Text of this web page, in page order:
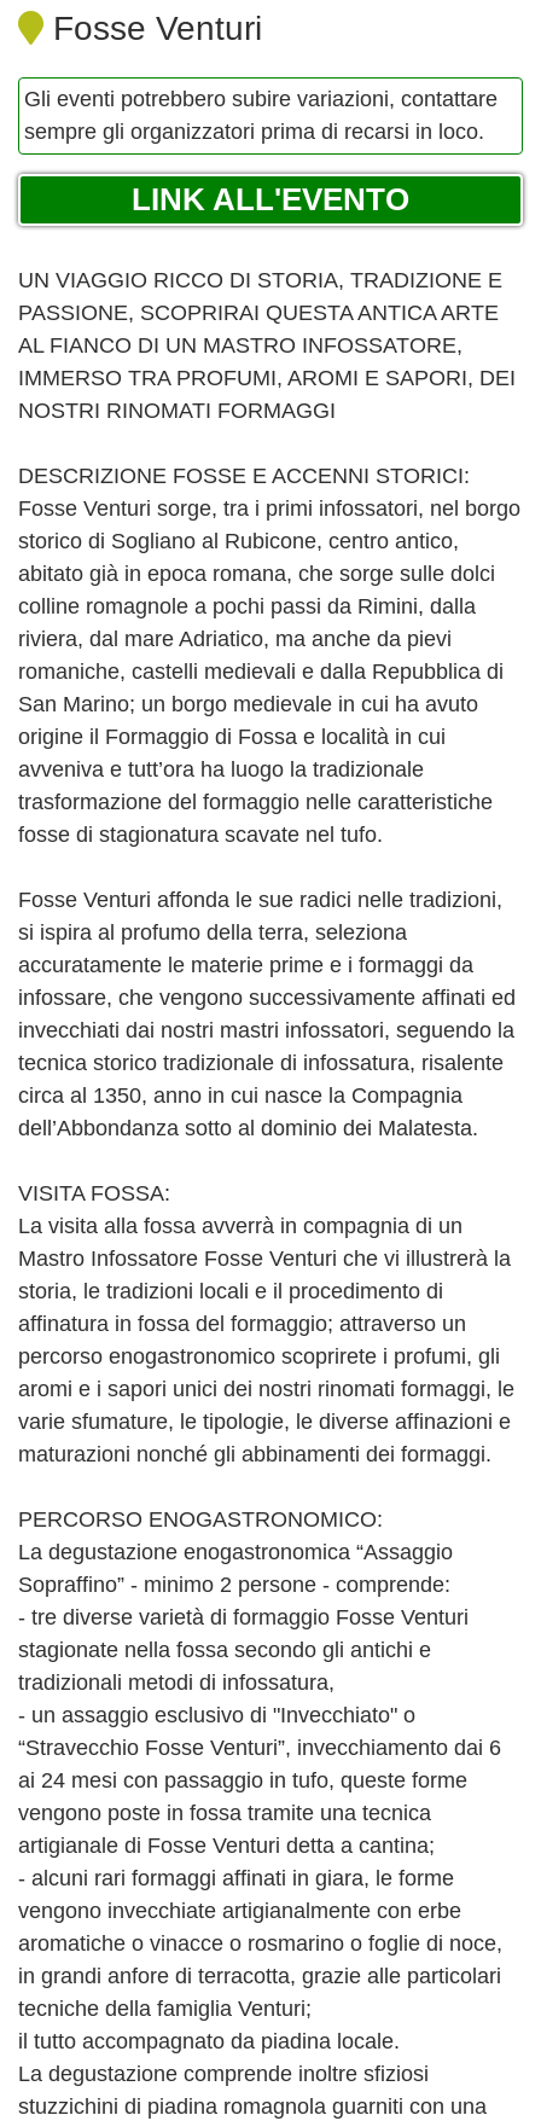
Fosse Venturi
Gli eventi potrebbero subire variazioni, contattare
sempre gli organizzatori prima di recarsi in loco.
LINK ALL'EVENTO
UN VIAGGIO RICCO DI STORIA, TRADIZIONE E
PASSIONE, SCOPRIRAI QUESTA ANTICA ARTE
AL FIANCO DI UN MASTRO INFOSSATORE,
IMMERSO TRA PROFUMI, AROMI E SAPORI, DEI
NOSTRI RINOMATI FORMAGGI
DESCRIZIONE FOSSE E ACCENNI STORICI:
Fosse Venturi sorge, tra i primi infossatori, nel borgo
storico di Sogliano al Rubicone, centro antico,
abitato già in epoca romana, che sorge sulle dolci
colline romagnole a pochi passi da Rimini, dalla
riviera, dal mare Adriatico, ma anche da pievi
romaniche, castelli medievali e dalla Repubblica di
San Marino; un borgo medievale in cui ha avuto
origine il Formaggio di Fossa e località in cui
avveniva e tutt’ora ha luogo la tradizionale
trasformazione del formaggio nelle caratteristiche
fosse di stagionatura scavate nel tufo.
Fosse Venturi affonda le sue radici nelle tradizioni,
si ispira al profumo della terra, seleziona
accuratamente le materie prime e i formaggi da
infossare, che vengono successivamente affinati ed
invecchiati dai nostri mastri infossatori, seguendo la
tecnica storico tradizionale di infossatura, risalente
circa al 1350, anno in cui nasce la Compagnia
dell’Abbondanza sotto al dominio dei Malatesta.
VISITA FOSSA:
La visita alla fossa avverrà in compagnia di un
Mastro Infossatore Fosse Venturi che vi illustrerà la
storia, le tradizioni locali e il procedimento di
affinatura in fossa del formaggio; attraverso un
percorso enogastronomico scoprirete i profumi, gli
aromi e i sapori unici dei nostri rinomati formaggi, le
varie sfumature, le tipologie, le diverse affinazioni e
maturazioni nonché gli abbinamenti dei formaggi.
PERCORSO ENOGASTRONOMICO:
La degustazione enogastronomica “Assaggio
Sopraffino” - minimo 2 persone - comprende:
- tre diverse varietà di formaggio Fosse Venturi
stagionate nella fossa secondo gli antichi e
tradizionali metodi di infossatura,
- un assaggio esclusivo di "Invecchiato" o
“Stravecchio Fosse Venturi”, invecchiamento dai 6
ai 24 mesi con passaggio in tufo, queste forme
vengono poste in fossa tramite una tecnica
artigianale di Fosse Venturi detta a cantina;
- alcuni rari formaggi affinati in giara, le forme
vengono invecchiate artigianalmente con erbe
aromatiche o vinacce o rosmarino o foglie di noce,
in grandi anfore di terracotta, grazie alle particolari
tecniche della famiglia Venturi;
il tutto accompagnato da piadina locale.
La degustazione comprende inoltre sfiziosi
stuzzichini di piadina romagnola guarniti con una